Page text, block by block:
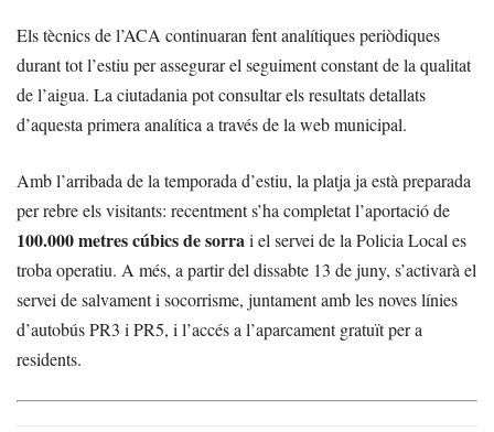
Els tècnics de l’ACA continuaran fent analítiques periòdiques
durant tot l’estiu per assegurar el seguiment constant de la qualitat
de l’aigua. La ciutadania pot consultar els resultats detallats
d’aquesta primera analítica a través de la web municipal.
Amb l’arribada de la temporada d’estiu, la platja ja està preparada
per rebre els visitants: recentment s’ha completat l’aportació de
100.000 metres cúbics de sorra i el servei de la Policia Local es
troba operatiu. A més, a partir del dissabte 13 de juny, s’activarà el
servei de salvament i socorrisme, juntament amb les noves línies
d’autobús PR3 i PR5, i l’accés a l’aparcament gratuït per a
residents.